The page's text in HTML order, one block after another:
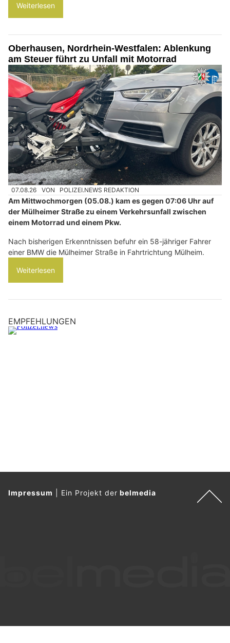
Weiterlesen
Oberhausen, Nordrhein-Westfalen: Ablenkung
am Steuer führt zu Unfall mit Motorrad
07.08.26 VON POLIZEI.NEWS REDAKTION
Am Mittwochmorgen (05.08.) kam es gegen 07:06 Uhr auf
der Mülheimer Straße zu einem Verkehrsunfall zwischen
einem Motorrad und einem Pkw.
Nach bisherigen Erkenntnissen befuhr ein 58-jähriger Fahrer
einer BMW die Mülheimer Straße in Fahrtrichtung Mülheim.
Weiterlesen
EMPFEHLUNGEN
Impressum Ein Projekt derbelmedia